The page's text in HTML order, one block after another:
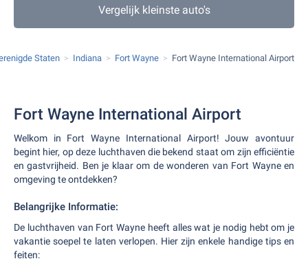
Vergelijk kleinste auto's
Staten Indiana Fort Wayne Fort Wayne International Airport
Fort Wayne International Airport
Welkom in Fort Wayne International Airport! Jouw avontuur
begint hier, op deze luchthaven die bekend staat om zijn efficiëntie
en gastvrijheid. Ben je klaar om de wonderen van Fort Wayne en
omgeving te ontdekken?
Belangrijke Informatie:
De luchthaven van Fort Wayne heeft alles wat je nodig hebt om je
vakantie soepel te laten verlopen. Hier zijn enkele handige tips en
feiten: